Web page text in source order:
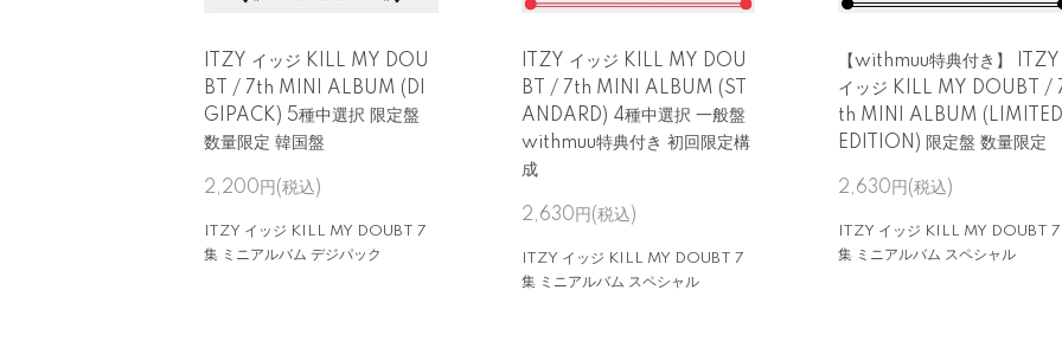
ITZY イッジ KILL MY DOU
BT / 7th MINI ALBUM (DI
GIPACK) 5種中選択 限定盤
数量限定 韓国盤
2,200円(税込)
ITZY イッジ KILL MY DOUBT 7
集 ミニアルバム デジパック
ITZY イッジ KILL MY DOU
BT / 7th MINI ALBUM (ST
ANDARD) 4種中選択 一般盤
withmuu特典付き 初回限定構
成
2,630円(税込)
ITZY イッジ KILL MY DOUBT 7
集 ミニアルバム スペシャル
【withmuu特典付き】 ITZY
イッジ KILL MY DOUBT /
th MINI ALBUM (LIMITED
EDITION) 限定盤 数量限定
2,630円(税込)
ITZY イッジ KILL MY DOUBT 7
集 ミニアルバム スペシャル